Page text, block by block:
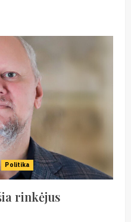
Politika
rinkėjus